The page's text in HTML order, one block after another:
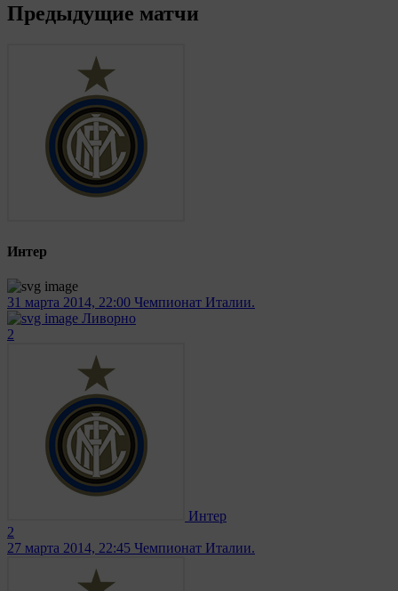
Предыдущие матчи
Интер
31 марта 2014, 22:00 Чемпионат Италии.
Ливорно
2
Интер
2
27 марта 2014, 22:45 Чемпионат Италии.